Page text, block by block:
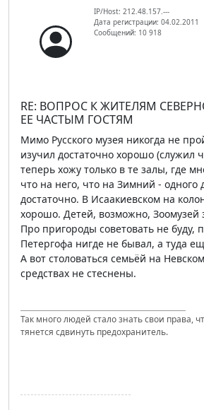
IP/Host: 212.48.157.---
Дата регистрации: 04.02.2011
Сообщений: 10 918
RE: ВОПРОС К ЖИТЕЛЯМ
ЕЕ ЧАСТЫМ ГОСТЯМ
Мимо Русского музея никогда не
изучил достаточно хорошо (служил
теперь хожу только в те залы, где
что на него, что на Зимний - одного
достаточно. В Исаакиевском на
хорошо. Детей, возможно, Зоомузей
Про пригороды советовать не буду,
Петергофа нигде не бывал, а туда
А вот столоваться семьёй на
средствах не стеснены.
Так много людей стало знать свои права,
тянется сдвинуть предохранитель.